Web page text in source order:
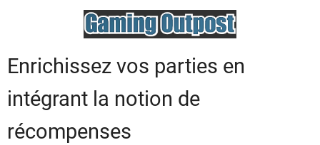
Enrichissez vos parties en
intégrant la notion de
récompenses